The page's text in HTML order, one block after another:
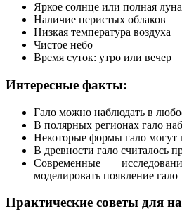
Яркое солнце или полная луна
Наличие перистых облаков
Низкая температура воздуха
Чистое небо
Время суток: утро или вечер
Интересные факты:
Гало можно наблюдать в
В полярных регионах гало
Некоторые формы гало могут
В древности гало считалось
Современные
моделировать появление гало
Практические советы для